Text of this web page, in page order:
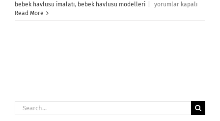
bebek havlusu imalatı, bebek havlusu modelleri
Bebek
için
yorumlar kapalı
Read More
Search
for: